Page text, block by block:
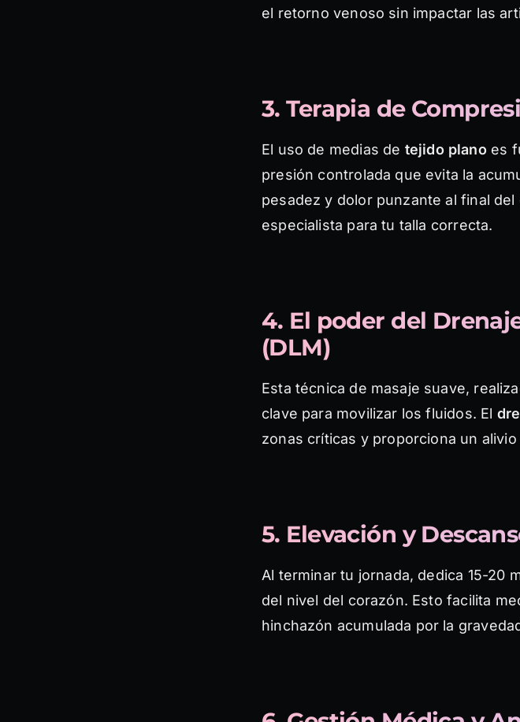
el retorno venoso sin impactar las
3. Terapia de
El uso de medias de tejido planoes
presión controlada que evita la
pesadez y dolor punzante al final
especialista para tu talla correcta.
4. El poder del
(DLM)
Esta técnica de masaje suave,
clave para movilizar los fluidos. El
zonas críticas y proporciona un
5. Elevación y
Al terminar tu jornada, dedica 15-20
del nivel del corazón. Esto facilita
hinchazón acumulada por la